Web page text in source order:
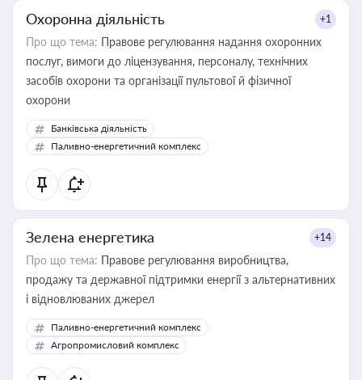
Охоронна діяльність +1
Про що тема: Правове регулювання надання охоронних
послуг, вимоги до ліцензування, персоналу, технічних
засобів охорони та організації пультової й фізичної
охорони
Банківська діяльність
Паливно-енергетичний комплекс
Зелена енергетика +14
Про що тема: Правове регулювання виробництва,
продажу та державної підтримки енергії з альтернативних
і відновлюваних джерел
Паливно-енергетичний комплекс
Агропромисловий комплекс